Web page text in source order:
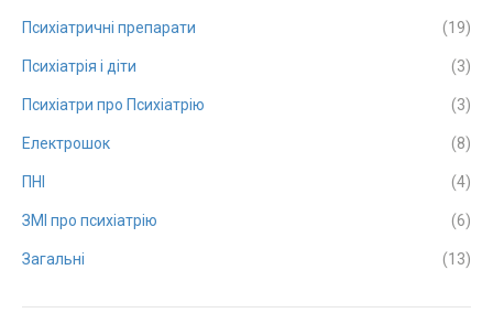
Психіатричні препарати (19)
Психіатрія і діти (3)
Психіатри про Психіатрію (3)
Електрошок (8)
ПНІ (4)
ЗМІ про психіатрію (6)
Загальні (13)